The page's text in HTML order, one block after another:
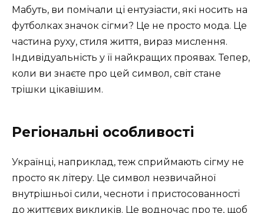
Мабуть, ви помічали ці ентузіасти, які носить на
футболках значок сігми? Це не просто мода. Це
частина руху, стиля життя, вираз мислення.
Індивідуальність у її найкращих проявах. Тепер,
коли ви знаєте про цей символ, світ стане
трішки цікавішим.
Регіональні особливості
Українці, наприклад, теж сприймають сігму не
просто як літеру. Це символ незвичайної
внутрішньої сили, чесноти і пристосованності
до життєвих викликів. Це водночас про те, щоб